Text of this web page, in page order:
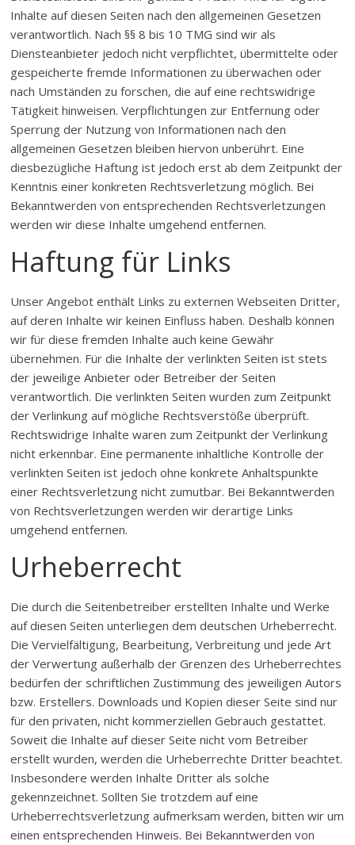
Inhalte auf diesen Seiten nach den allgemeinen Gesetzen
verantwortlich. Nach §§ 8 bis 10 TMG sind wir als
Diensteanbieter jedoch nicht verpflichtet, übermittelte oder
gespeicherte fremde Informationen zu überwachen oder
nach Umständen zu forschen, die auf eine rechtswidrige
Tätigkeit hinweisen. Verpflichtungen zur Entfernung oder
Sperrung der Nutzung von Informationen nach den
allgemeinen Gesetzen bleiben hiervon unberührt. Eine
diesbezügliche Haftung ist jedoch erst ab dem Zeitpunkt der
Kenntnis einer konkreten Rechtsverletzung möglich. Bei
Bekanntwerden von entsprechenden Rechtsverletzungen
werden wir diese Inhalte umgehend entfernen.
Haftung für Links
Unser Angebot enthält Links zu externen Webseiten Dritter,
auf deren Inhalte wir keinen Einfluss haben. Deshalb können
wir für diese fremden Inhalte auch keine Gewähr
übernehmen. Für die Inhalte der verlinkten Seiten ist stets
der jeweilige Anbieter oder Betreiber der Seiten
verantwortlich. Die verlinkten Seiten wurden zum Zeitpunkt
der Verlinkung auf mögliche Rechtsverstöße überprüft.
Rechtswidrige Inhalte waren zum Zeitpunkt der Verlinkung
nicht erkennbar. Eine permanente inhaltliche Kontrolle der
verlinkten Seiten ist jedoch ohne konkrete Anhaltspunkte
einer Rechtsverletzung nicht zumutbar. Bei Bekanntwerden
von Rechtsverletzungen werden wir derartige Links
umgehend entfernen.
Urheberrecht
Die durch die Seitenbetreiber erstellten Inhalte und Werke
auf diesen Seiten unterliegen dem deutschen Urheberrecht.
Die Vervielfältigung, Bearbeitung, Verbreitung und jede Art
der Verwertung außerhalb der Grenzen des Urheberrechtes
bedürfen der schriftlichen Zustimmung des jeweiligen Autors
bzw. Erstellers. Downloads und Kopien dieser Seite sind nur
für den privaten, nicht kommerziellen Gebrauch gestattet.
Soweit die Inhalte auf dieser Seite nicht vom Betreiber
erstellt wurden, werden die Urheberrechte Dritter beachtet.
Insbesondere werden Inhalte Dritter als solche
gekennzeichnet. Sollten Sie trotzdem auf eine
Urheberrechtsverletzung aufmerksam werden, bitten wir um
einen entsprechenden Hinweis. Bei Bekanntwerden von